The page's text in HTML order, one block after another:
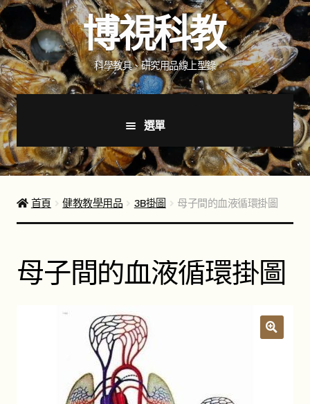
跳
導
覽
列
跳
主
要
內
容
博視科教
科學教具、研究用品線上型錄
選單
首頁
新品上市
子
選
如何購買
昆蟲產品Q&A
首頁 健教教學用品 3B掛圖 母子間的血液循環掛圖
母子間的血液循環掛圖